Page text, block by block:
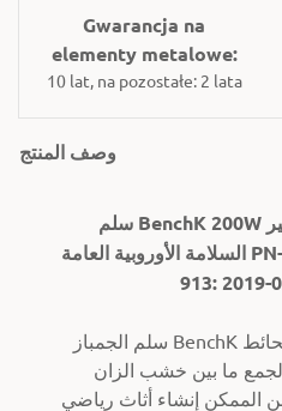
Gwarancja na
elementy metalowe:
10 lat, na pozostałe: 2 lata
وصف المنتج
سلم BenchK 200W مصنوع في بولندا وفقا لمعايير
السلامة الأوروبية العامة PN-EN 12346: 2001 ، PN-EN
سلم الجمباز BenchK هي نظرة حديثة على سلم الحائط
ما بين خشب الزان
الممكن إنشاء أثاث رياضي